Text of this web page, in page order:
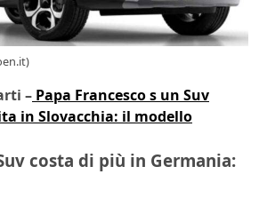
– Papa Francesco s un Suv
in Slovacchia: il modello
costa di più in Germania: